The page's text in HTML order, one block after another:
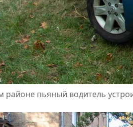
районе пьяный водитель